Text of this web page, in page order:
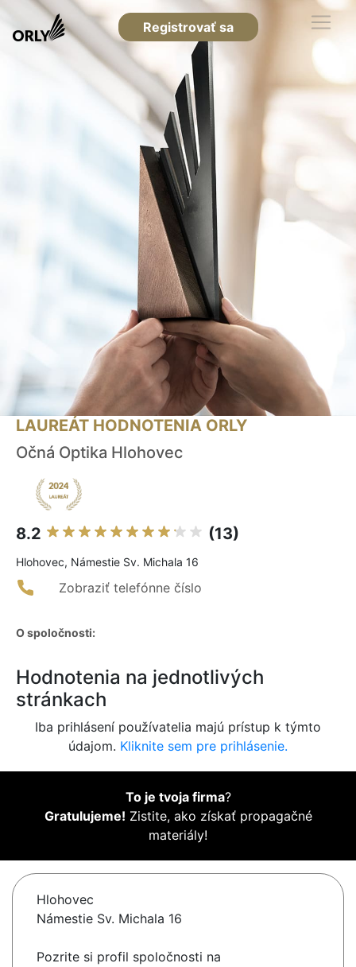
Registrovať sa
LAUREÁT HODNOTENIA ORLY
Očná Optika Hlohovec
8.2 (13)
Hlohovec, Námestie Sv. Michala 16
Zobraziť telefónne číslo
O spoločnosti:
Hodnotenia na jednotlivých
stránkach
Iba prihlásení používatelia majú prístup k týmto
údajom. Kliknite sem pre prihlásenie.
To je tvoja firma?
Gratulujeme! Zistite, ako získať propagačné
materiály!
Hlohovec
Námestie Sv. Michala 16
Pozrite si profil spoločnosti na